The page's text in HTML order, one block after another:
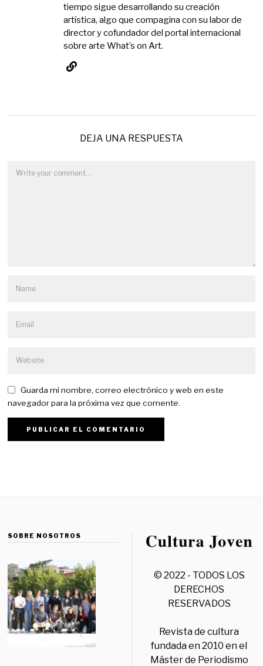
tiempo sigue desarrollando su creación
artística, algo que compagina con su labor de
director y cofundador del portal internacional
sobre arte What’s on Art.
DEJA UNA RESPUESTA
Guarda mi nombre, correo electrónico y web en este
navegador para la próxima vez que comente.
SOBRE NOSOTROS
© 2022 - TODOS LOS
DERECHOS
RESERVADOS
Revista de cultura
fundada en 2010 en el
Máster de Periodismo